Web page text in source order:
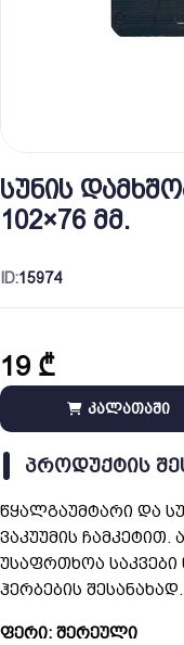
სუნის
102×76 მმ.
ID:15974
19 ₾
კალათაში
ᲞᲠᲝᲓᲣᲥᲢᲘᲡ
წყალგაუმტარი და
ვაკუუმის
უსაფრთხოა საკვები
ჰერბების შესანახად.
ფერი: შერეული